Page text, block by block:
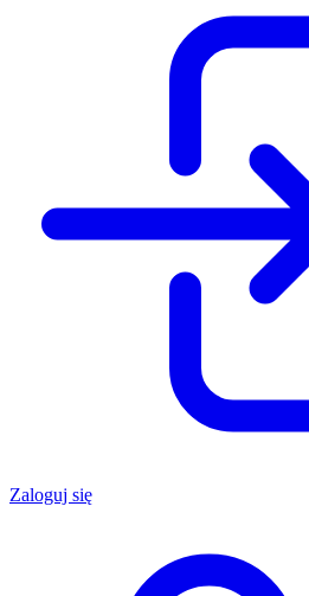
Zaloguj się